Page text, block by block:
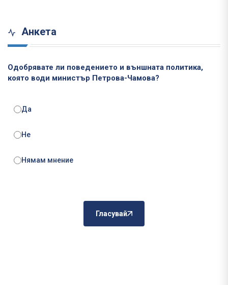
Анкета
Одобрявате ли поведението и външната политика,
която води министър Петрова-Чамова?
Да
Не
Нямам мнение
Гласувай